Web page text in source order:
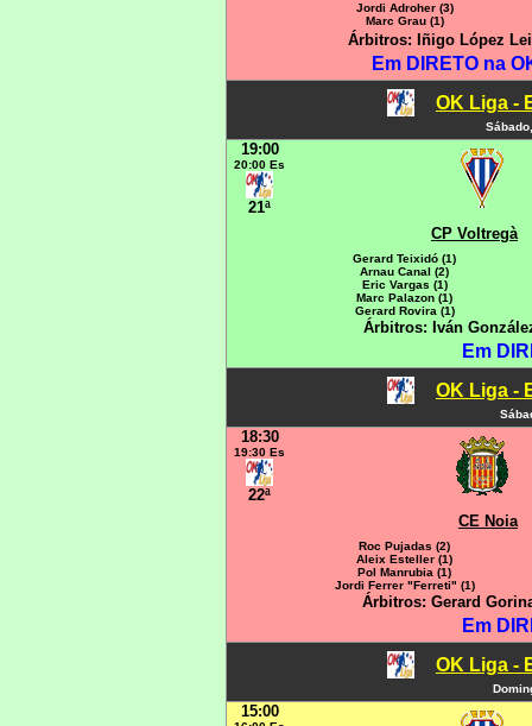
Jordi Adroher (3)
Marc Grau (1)
Árbitros: Iñigo López
Em DIRETO na
OK Liga -
19:00
20:00 Es
21ª
CP Voltregà
Gerard Teixidó (1)
Arnau Canal (2)
Eric Vargas (1)
Marc Palazon (1)
Gerard Rovira (1)
Árbitros: Iván
Em
OK Liga -
18:30
19:30 Es
22ª
CE Noia
Roc Pujadas (2)
Aleix Esteller (1)
Pol Manrubia (1)
Jordi Ferrer "Ferreti" (1)
Árbitros: Gerard
Em
OK Liga -
15:00